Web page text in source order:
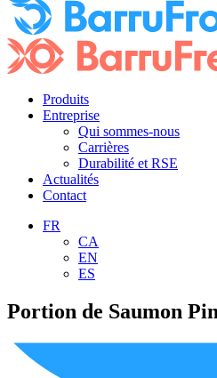
Produits
Entreprise
Qui sommes-nous
Carrières
Durabilité et RSE
Actualités
Contact
FR
CA
EN
ES
Portion de Saumon